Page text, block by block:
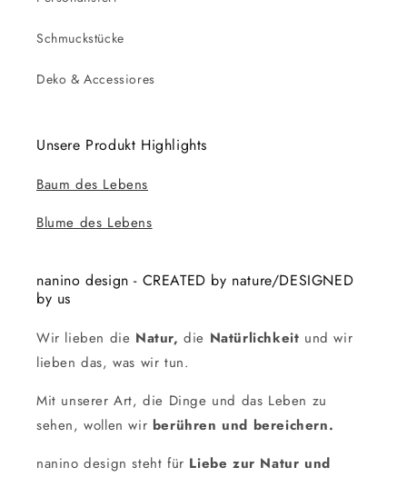
Schmuckstücke
Deko & Accessiores
Unsere Produkt Highlights
Baum des Lebens
Blume des Lebens
nanino design - CREATED by nature/DESIGNED
by us
Wir lieben die Natur, die Natürlichkeit und wir
lieben das, was wir tun.
Mit unserer Art, die Dinge und das Leben zu
sehen, wollen wir berühren und bereichern.
nanino design steht für Liebe zur Natur und